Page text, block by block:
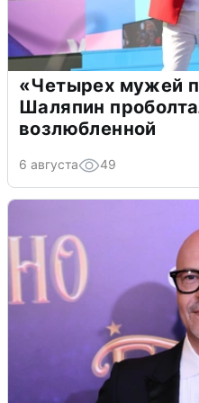
«Четырех мужей
Шаляпин
возлюбленной
6 августа 49